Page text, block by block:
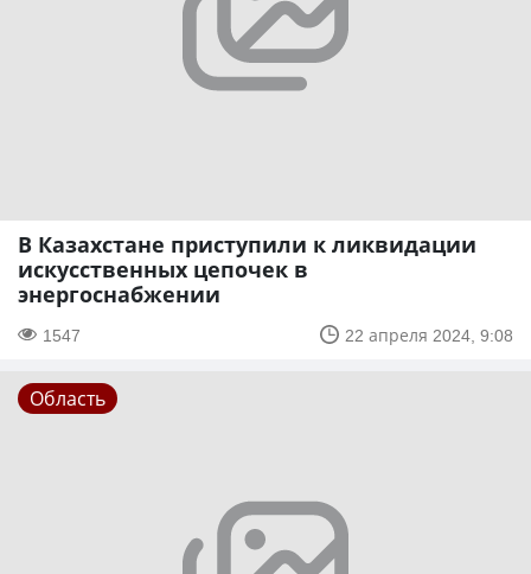
В Казахстане приступили к ликвидации
искусственных цепочек в
энергоснабжении
1547 22 апреля 2024, 9:08
Область